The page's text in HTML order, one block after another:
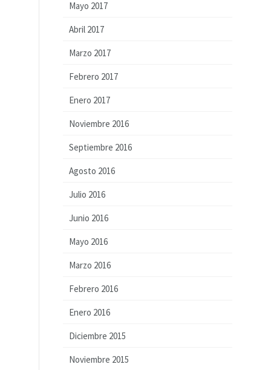
Mayo 2017
Abril 2017
Marzo 2017
Febrero 2017
Enero 2017
Noviembre 2016
Septiembre 2016
Agosto 2016
Julio 2016
Junio 2016
Mayo 2016
Marzo 2016
Febrero 2016
Enero 2016
Diciembre 2015
Noviembre 2015